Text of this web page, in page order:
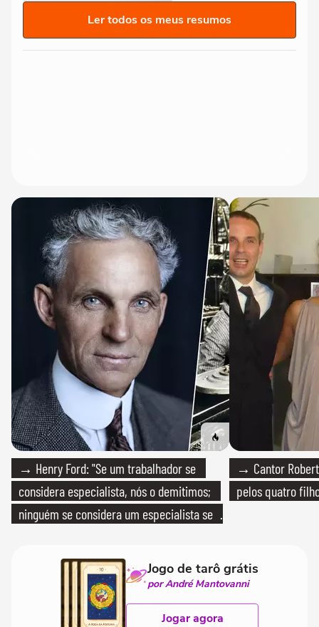
Ler todos os meus resumos
→ Henry Ford: "Se um trabalhador se
considera especialista, nós o demitimos;
ninguém se considera um especialista se
→ Cantor
pelos quatro
Jogo de tarô grátis
por André Mantovanni
Jogar agora